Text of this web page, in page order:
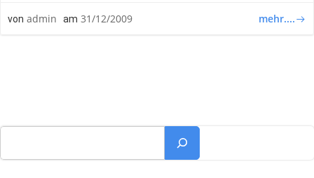
von admin am 31/12/2009 mehr....